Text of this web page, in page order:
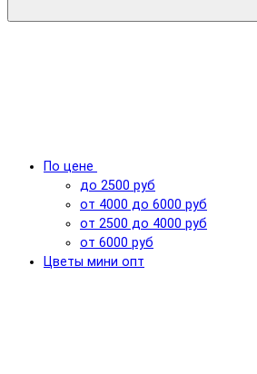
По цене
до 2500 руб
от 4000 до 6000 руб
от 2500 до 4000 руб
от 6000 руб
Цветы мини опт